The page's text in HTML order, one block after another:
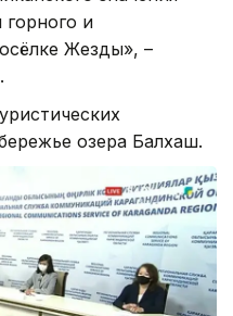
и
Жезды», –
озера Балхаш.